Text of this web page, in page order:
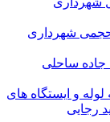
± ۸۴۵ نفر پرسنل حجمی شهرداری
جاده ساحلی
و ایستگاه های
رجایی